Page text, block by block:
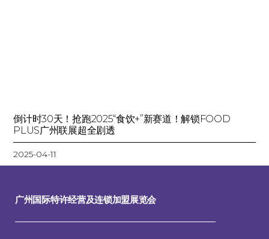
倒计时30天！抢跑2025“食饮+”新赛道！解锁FOOD
PLUS广州联展超全剧透
2025-04-11
广州国际特许经营及连锁加盟展览会